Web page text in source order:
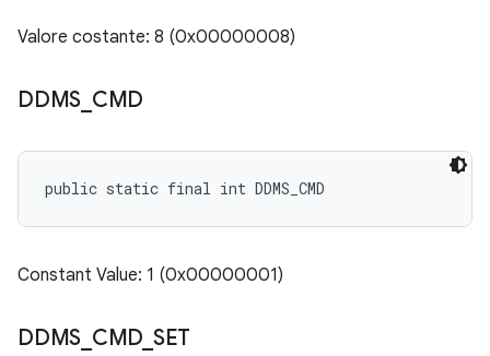
Valore costante: 8 (0x00000008)
DDMS CMD
public static final int DDMS_CMD
Constant Value: 1 (0x00000001)
DDMS CMD SET